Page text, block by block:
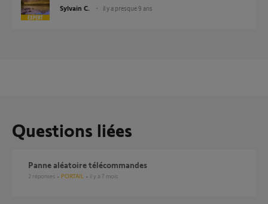
Sylvain C. il y a presque 9 ans
Questions liées
Panne aléatoire télécommandes
2 réponses PORTAIL il y a 7 mois